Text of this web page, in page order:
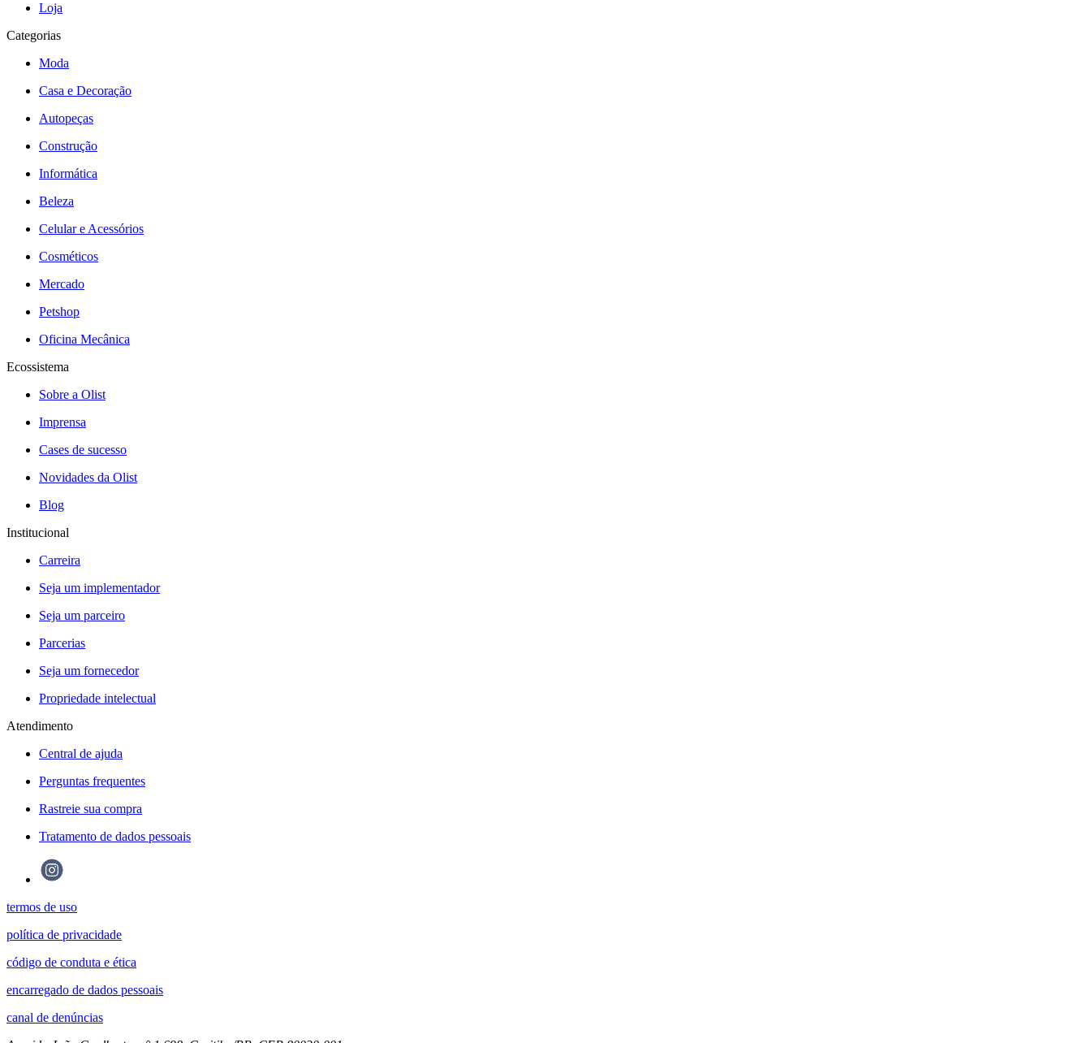
Loja
Categorias
Moda
Casa e Decoração
Autopeças
Construção
Informática
Beleza
Celular e Acessórios
Cosméticos
Mercado
Petshop
Oficina Mecânica
Ecossistema
Sobre a Olist
Imprensa
Cases de sucesso
Novidades da Olist
Blog
Institucional
Carreira
Seja um implementador
Seja um parceiro
Parcerias
Seja um fornecedor
Propriedade intelectual
Atendimento
Central de ajuda
Perguntas frequentes
Rastreie sua compra
Tratamento de dados pessoais
termos de uso
política de privacidade
código de conduta e ética
encarregado de dados pessoais
canal de denúncias